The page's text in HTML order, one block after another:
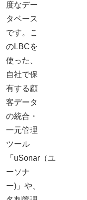
度なデー
タベース
です。こ
のLBCを
使った、
自社で保
有する顧
客データ
の統合・
一元管理
ツール
「uSonar（ユ
ーソナ
ー)」や、